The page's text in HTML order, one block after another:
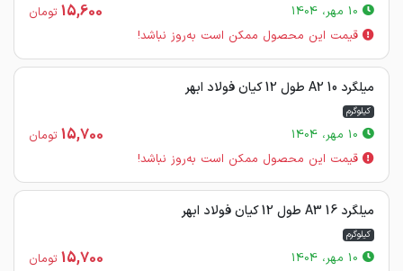
15,600 تومان
قیمت این محصول ممکن است به‌روز نباشد!
میلگرد 10 A2 طول 12 کیان فولاد ابهر
کیلوگرم
15,700 تومان
قیمت این محصول ممکن است به‌روز نباشد!
میلگرد 16 A3 طول 12 کیان فولاد ابهر
کیلوگرم
15,700 تومان